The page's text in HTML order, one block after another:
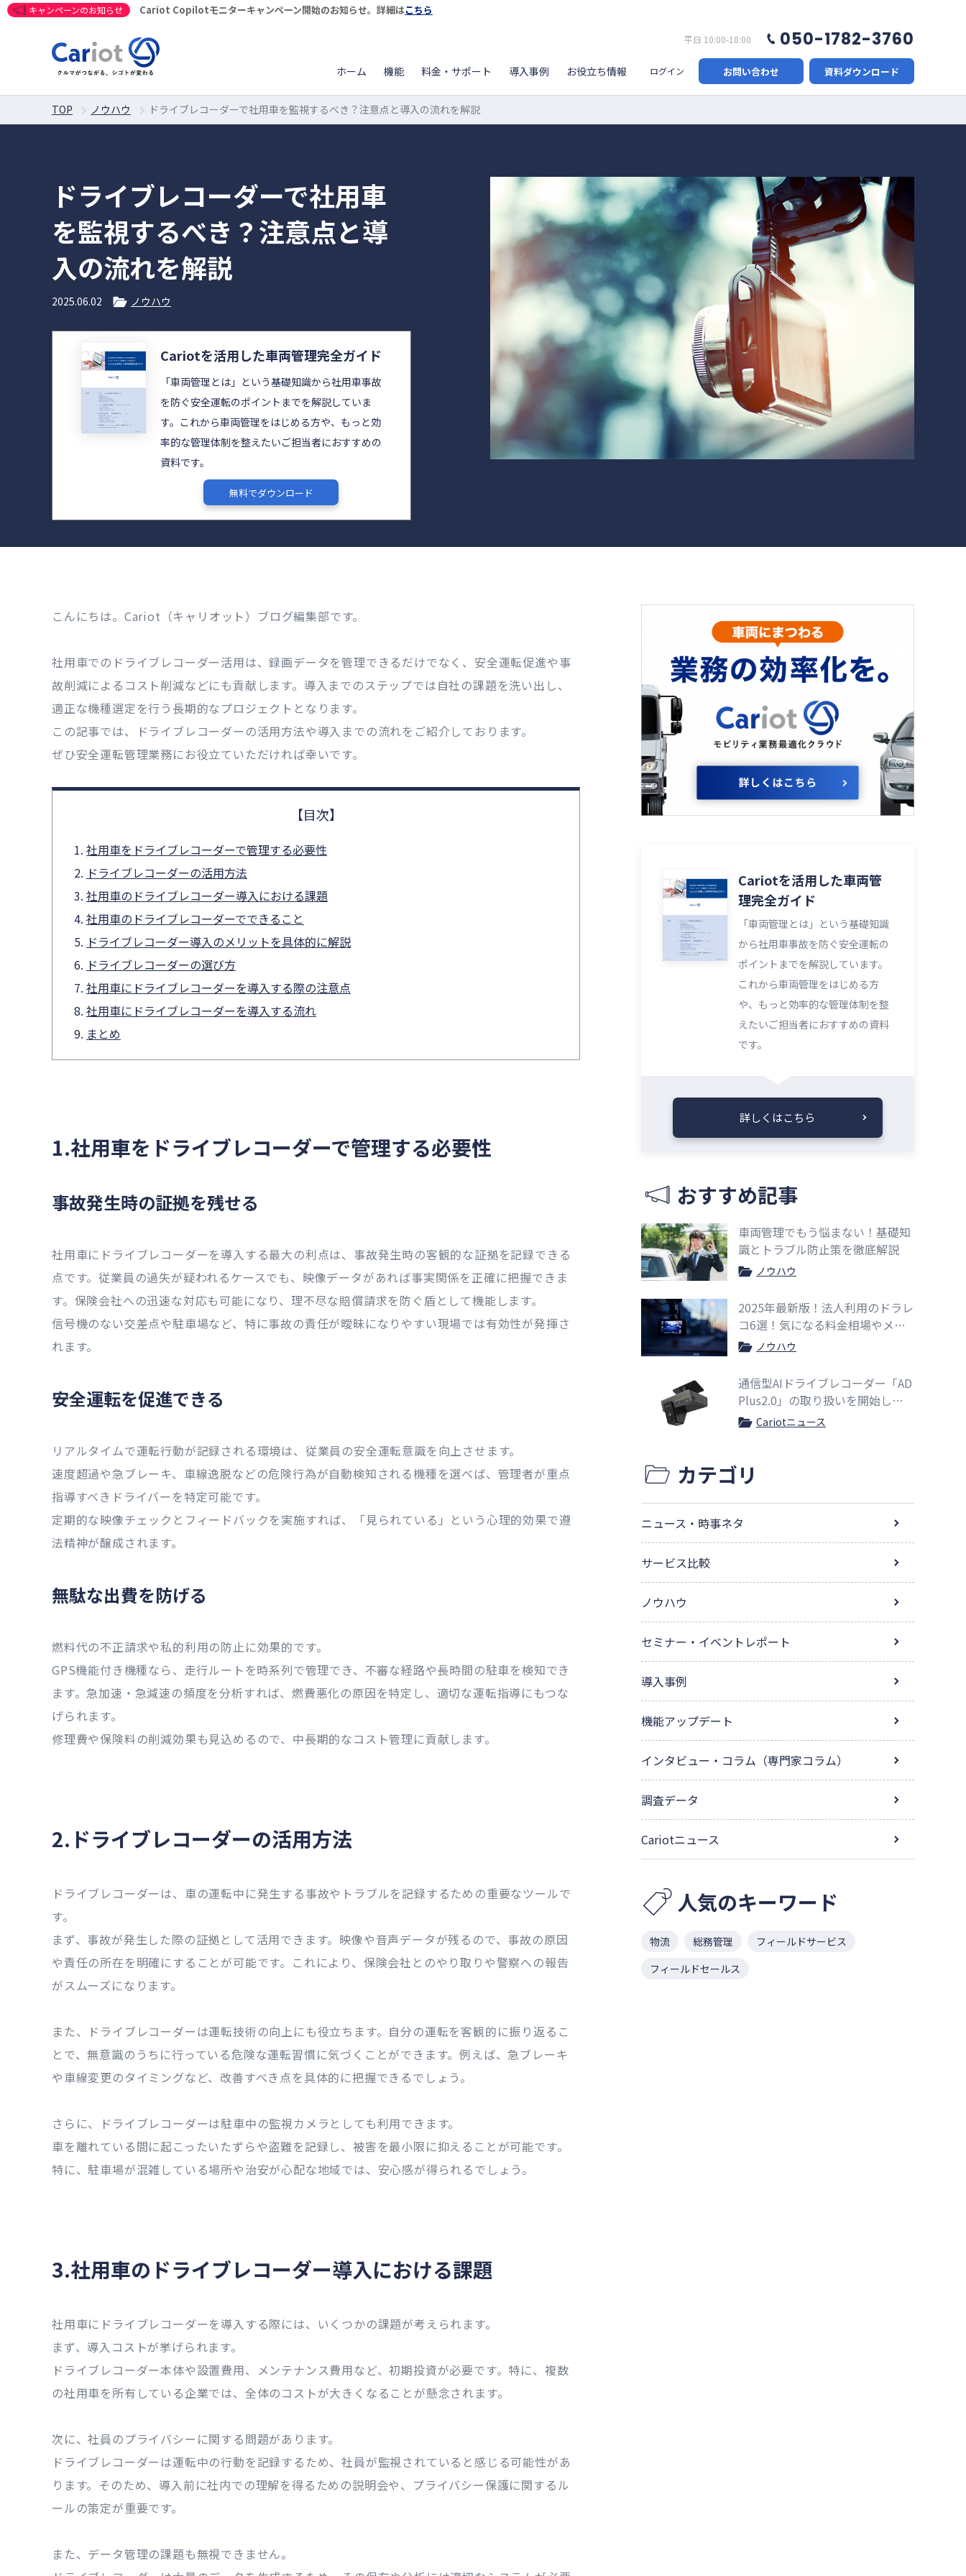
キャンペーンのお知らせ Cariot Copilotモニターキャンペーン開始のお知らせ。詳細はこちら
ホーム 機能 料金・サポート 導入事例 お役立ち情報
平日 10:00-18:00 050-1782-3760
ログイン お問い合わせ 資料ダウンロード
TOP ノウハウ ドライブレコーダーで社用車を監視するべき？注意点と導入の流れを解説
ドライブレコーダーで社用車
を監視するべき？注意点と導
入の流れを解説
2025.06.02 ノウハウ
Cariotを活用した車両管理完全ガイド
「車両管理とは」という基礎知識から社用車事故
を防ぐ安全運転のポイントまでを解説していま
す。これから車両管理をはじめる方や、もっと効
率的な管理体制を整えたいご担当者におすすめの
資料です。
無料でダウンロード
こんにちは。Cariot（キャリオット）ブログ編集部です。
社用車でのドライブレコーダー活用は、録画データを管理できるだけでなく、安全運転促進や事
故削減によるコスト削減などにも貢献します。導入までのステップでは自社の課題を洗い出し、
適正な機種選定を行う長期的なプロジェクトとなります。
この記事では、ドライブレコーダーの活用方法や導入までの流れをご紹介しております。
ぜひ安全運転管理業務にお役立ていただければ幸いです。
社用車をドライブレコーダーで管理する必要性
ドライブレコーダーの活用方法
社用車のドライブレコーダー導入における課題
社用車のドライブレコーダーでできること
ドライブレコーダー導入のメリットを具体的に解説
ドライブレコーダーの選び方
社用車にドライブレコーダーを導入する際の注意点
社用車にドライブレコーダーを導入する流れ
まとめ
1.社用車をドライブレコーダーで管理する必要性
事故発生時の証拠を残せる
社用車にドライブレコーダーを導入する最大の利点は、事故発生時の客観的な証拠を記録できる
点です。従業員の過失が疑われるケースでも、映像データがあれば事実関係を正確に把握できま
す。保険会社への迅速な対応も可能になり、理不尽な賠償請求を防ぐ盾として機能します。
信号機のない交差点や駐車場など、特に事故の責任が曖昧になりやすい現場では有効性が発揮さ
れます。
安全運転を促進できる
リアルタイムで運転行動が記録される環境は、従業員の安全運転意識を向上させます。
速度超過や急ブレーキ、車線逸脱などの危険行為が自動検知される機種を選べば、管理者が重点
指導すべきドライバーを特定可能です。
定期的な映像チェックとフィードバックを実施すれば、「見られている」という心理的効果で遵
法精神が醸成されます。
無駄な出費を防げる
燃料代の不正請求や私的利用の防止に効果的です。
GPS機能付き機種なら、走行ルートを時系列で管理でき、不審な経路や長時間の駐車を検知でき
ます。急加速・急減速の頻度を分析すれば、燃費悪化の原因を特定し、適切な運転指導にもつな
げられます。
修理費や保険料の削減効果も見込めるので、中長期的なコスト管理に貢献します。
2.ドライブレコーダーの活用方法
ドライブレコーダーは、車の運転中に発生する事故やトラブルを記録するための重要なツールで
す。
まず、事故が発生した際の証拠として活用できます。映像や音声データが残るので、事故の原因
や責任の所在を明確にすることが可能です。これにより、保険会社とのやり取りや警察への報告
がスムーズになります。
また、ドライブレコーダーは運転技術の向上にも役立ちます。自分の運転を客観的に振り返るこ
とで、無意識のうちに行っている危険な運転習慣に気づくことができます。例えば、急ブレーキ
や車線変更のタイミングなど、改善すべき点を具体的に把握できるでしょう。
さらに、ドライブレコーダーは駐車中の監視カメラとしても利用できます。
車を離れている間に起こったいたずらや盗難を記録し、被害を最小限に抑えることが可能です。
特に、駐車場が混雑している場所や治安が心配な地域では、安心感が得られるでしょう。
3.社用車のドライブレコーダー導入における課題
社用車にドライブレコーダーを導入する際には、いくつかの課題が考えられます。
まず、導入コストが挙げられます。
ドライブレコーダー本体や設置費用、メンテナンス費用など、初期投資が必要です。特に、複数
の社用車を所有している企業では、全体のコストが大きくなることが懸念されます。
次に、社員のプライバシーに関する問題があります。
ドライブレコーダーは運転中の行動を記録するため、社員が監視されていると感じる可能性があ
ります。そのため、導入前に社内での理解を得るための説明会や、プライバシー保護に関するル
ールの策定が重要です。
また、データ管理の課題も無視できません。
Cariotを活用した車両管
理完全ガイド
「車両管理とは」という基礎知識
から社用車事故を防ぐ安全運転の
ポイントまでを解説しています。
これから車両管理をはじめる方
や、もっと効率的な管理体制を整
えたいご担当者におすすめの資料
です。
詳しくはこちら
おすすめ記事
車両管理でもう悩まない！基礎知
識とトラブル防止策を徹底解説
ノウハウ
2025年最新版！法人利用のドラレ
コ6選！気になる料金相場やメリ
ットも紹介
ノウハウ
通信型AIドライブレコーダー「AD
Plus2.0」の取り扱いを開始しま
したCariotニュース
カテゴリ
ニュース・時事ネタ
サービス比較
ノウハウ
セミナー・イベントレポート
導入事例
機能アップデート
インタビュー・コラム（専門家コラム）
調査データ
Cariotニュース
人気のキーワード
物流 総務管理
フィールドサービス
フィールドセールス